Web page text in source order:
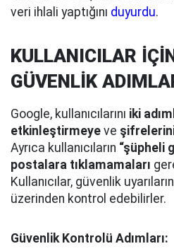
veri ihlali yaptığını duyurdu.
KULLANICILAR
GÜVENLİK
Google, kullanıcılarını iki
etkinleştirmeye ve
Ayrıca kullanıcıların “şüpheli
postalara tıklamamaları
Kullanıcılar, güvenlik
üzerinden kontrol edebilirler.
Güvenlik Kontrolü Adımları: